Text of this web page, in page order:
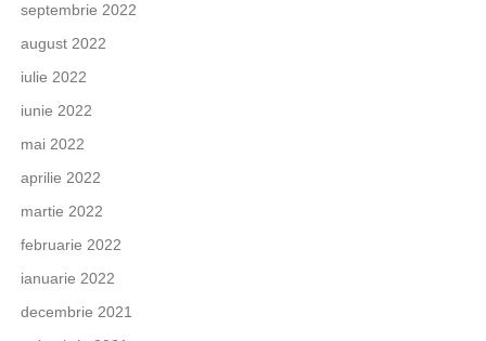
septembrie 2022
august 2022
iulie 2022
iunie 2022
mai 2022
aprilie 2022
martie 2022
februarie 2022
ianuarie 2022
decembrie 2021